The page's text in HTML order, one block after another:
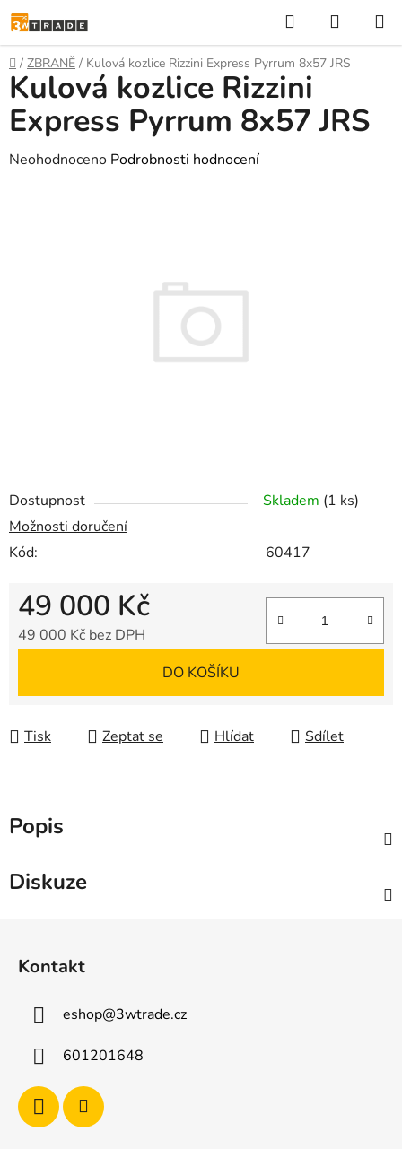
Přejít
na
obsah
Hledat
KOŠÍK
Domů
/ ZBRANĚ / Kulová kozlice Rizzini Express Pyrrum 8x57 JRS
Dostupnost Skladem (1 ks)
Možnosti doručení
Kód:
60417
49 000 Kč
49 000 Kč bez DPH
DO KOŠÍKU
Tisk Zeptat se Hlídat Sdílet
Kulová kozlice Rizzini
Express Pyrrum 8x57 JRS
Průměrné
Neohodnoceno Podrobnosti hodnocení
Popis
Diskuze
Kontakt
eshop@3wtrade.cz
601201648